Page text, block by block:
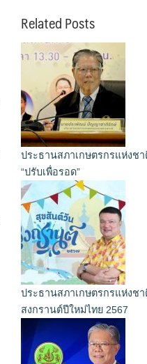
Related Posts
ประธานสภาเกษตรกรแห่งช
“ปรับเพื่อรอด”
ประธานสภาเกษตรกรแห่งช
สงกรานต์ปีใหม่ไทย 2567